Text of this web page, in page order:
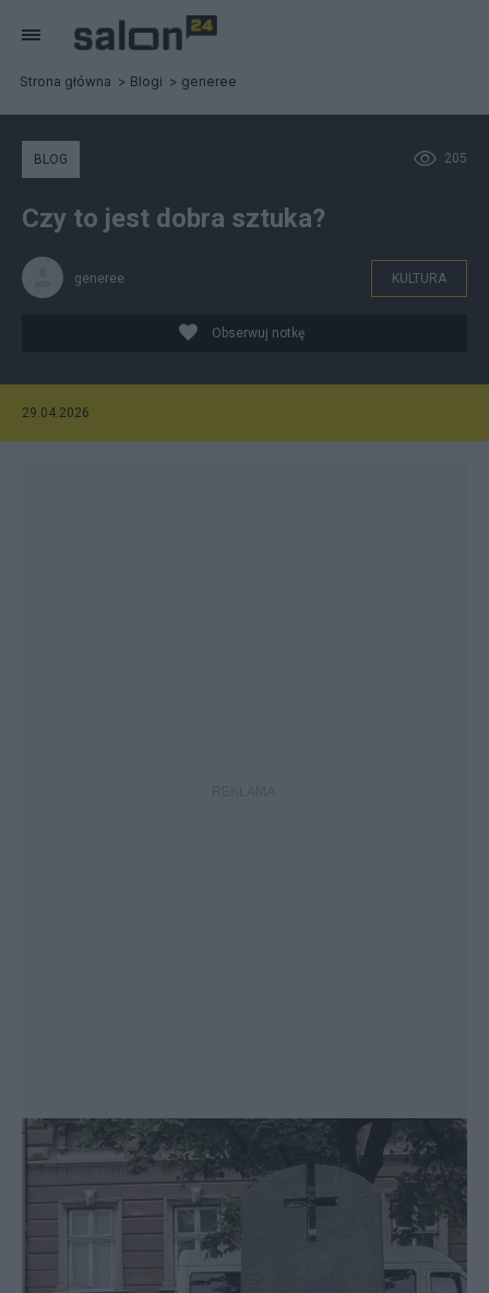
Strona główna Blogi generee
205
BLOG
Czy to jest dobra sztuka?
generee KULTURA
Obserwuj notkę
29.04.2026